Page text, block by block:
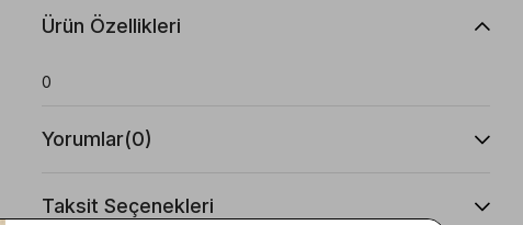
Ürün Özellikleri
0
Yorumlar(0)
Taksit Seçenekleri